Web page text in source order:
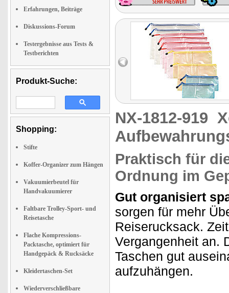
Erfahrungen, Beiträge
Diskussions-Forum
Testergebnisse aus Tests &
Testberichten
Produkt-Suche:
Shopping:
Stifte
Koffer-Organizer zum Hängen
Vakuumierbeutel für
Handvakuumierer
Faltbare Trolley-Sport- und
Reisetasche
Flache Kompressions-
Packtasche, optimiert für
Handgepäck & Rucksäcke
Kleidertaschen-Set
Wiederverschließbare
NX-1812-919
Praktisch für
Ordnung im
Gut organisiert
sorgen für mehr
Reiserucksack.
Vergangenheit an.
Taschen gut
aufzuhängen.